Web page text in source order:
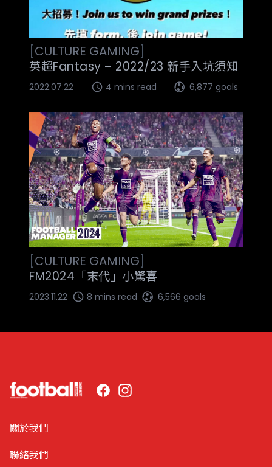
[CULTURE GAMING]
英超Fantasy – 2022/23 新手入坑須知
2022.07.22 4 mins read 6,877 goals
[CULTURE GAMING]
FM2024「末代」小驚喜
2023.11.22 8 mins read 6,566 goals
FacebookInstagram
關於我們
聯絡我們